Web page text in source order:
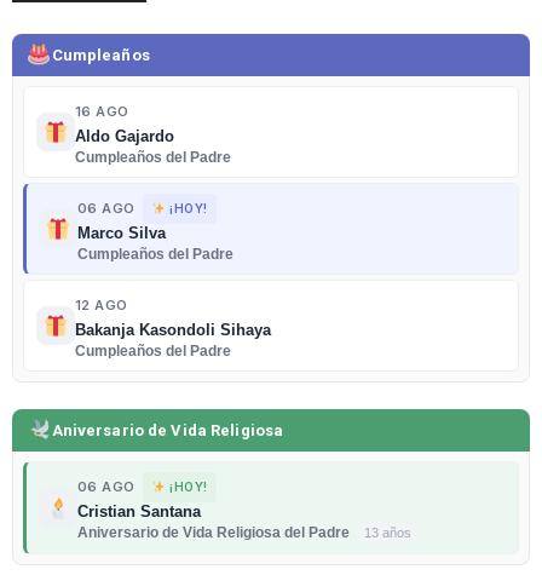
Cumpleaños
16 AGO
Aldo Gajardo
Cumpleaños del Padre
06 AGO ¡HOY!
Marco Silva
Cumpleaños del Padre
12 AGO
Bakanja Kasondoli Sihaya
Cumpleaños del Padre
Aniversario de Vida Religiosa
06 AGO ¡HOY!
Cristian Santana
Aniversario de Vida Religiosa del Padre
13 años